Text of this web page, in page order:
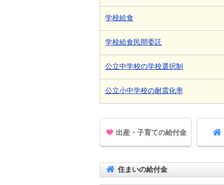
学校給食
学校給食民間委託
公立中学校の学校選択制
公立小中学校の耐震化率
出産・子育ての給付金
住まいの給付金